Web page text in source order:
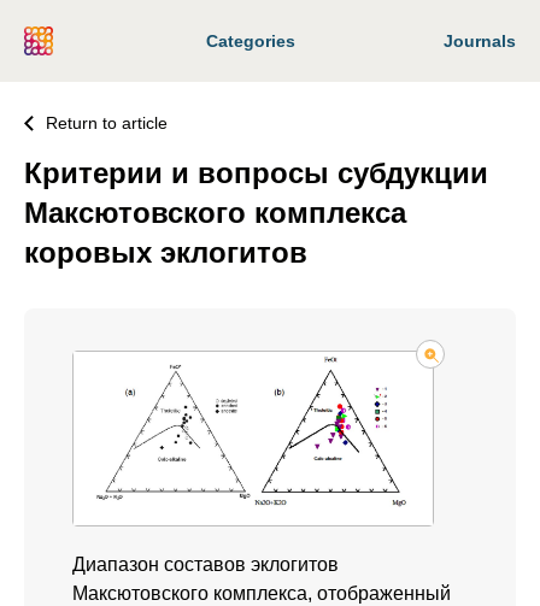
Categories Journals
Return to article
Критерии и вопросы субдукции
Максютовского комплекса
коровых эклогитов
Диапазон составов эклогитов
Максютовского комплекса, отображенный